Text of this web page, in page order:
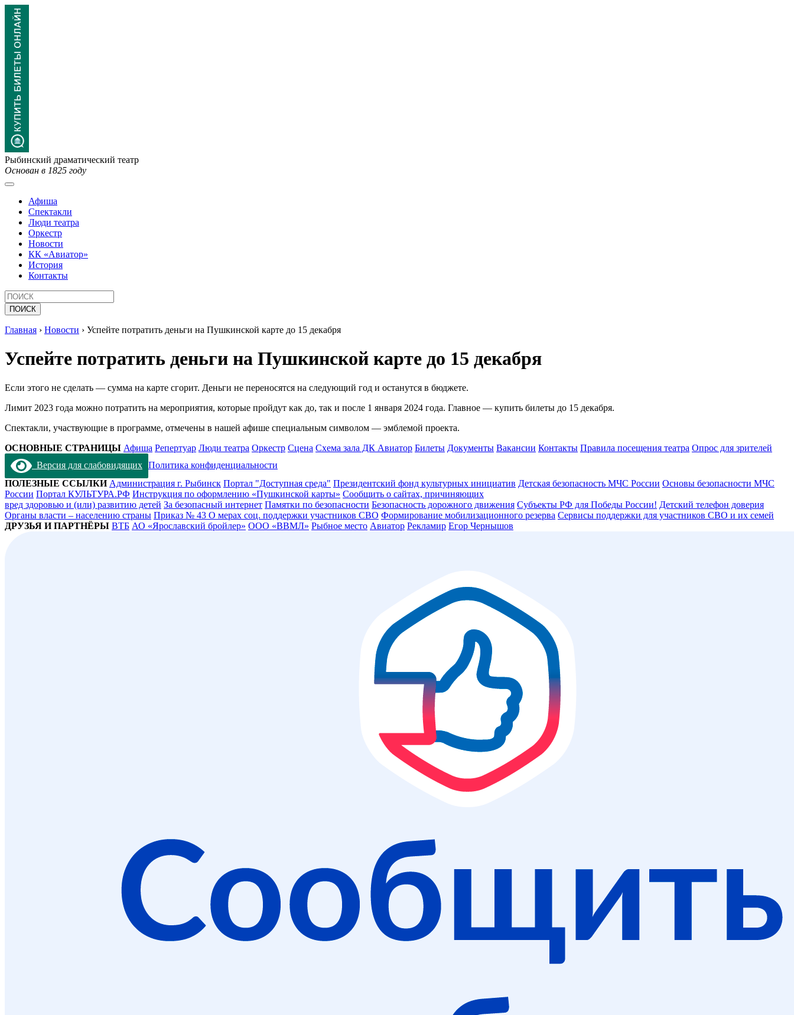
Рыбинский драматический театр
Основан в 1825 году
Афиша
Спектакли
Люди театра
Оркестр
Новости
КК «Авиатор»
История
Контакты
Главная › Новости › Успейте потратить деньги на Пушкинской карте до 15 декабря
Успейте потратить деньги на Пушкинской карте до 15 декабря
Если этого не сделать — сумма на карте сгорит. Деньги не переносятся на следующий год и останутся в бюджете.
Лимит 2023 года можно потратить на мероприятия, которые пройдут как до, так и после 1 января 2024 года. Главное — купить билеты до 15 декабря.
Спектакли, участвующие в программе, отмечены в нашей афише специальным символом — эмблемой проекта.
ОСНОВНЫЕ СТРАНИЦЫ Афиша Репертуар Люди театра Оркестр Сцена Схема зала ДК Авиатор Билеты Документы Вакансии Контакты Правила посещения театра Опрос для зрителей
Версия для слабовидящих Политика конфиденциальности
ПОЛЕЗНЫЕ ССЫЛКИ Администрация г. Рыбинск Портал "Доступная среда" Президентский фонд культурных инициатив Детская безопасность МЧС России Основы безопасности МЧС
России Портал КУЛЬТУРА.РФ Инструкция по оформлению «Пушкинской карты» Сообщить о сайтах, причиняющих
вред здоровью и (или) развитию детей За безопасный интернет Памятки по безопасности Безопасность дорожного движения Субъекты РФ для Победы России! Детский телефон доверия
Органы власти – населению страны Приказ № 43 О мерах соц. поддержки участников СВО Формирование мобилизационного резерва Сервисы поддержки для участников СВО и их семей
ДРУЗЬЯ И ПАРТНЁРЫ ВТБ АО «Ярославский бройлер» ООО «ВВМЛ» Рыбное место Авиатор Рекламир Егор Чернышов